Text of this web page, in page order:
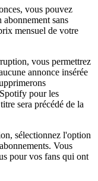
vous pouvez
abonnement sans
mensuel de votre
vous permettrez
annonce insérée
pour les
sera précédé de la
sélectionnez l'option
Vous
pour vos fans qui ont